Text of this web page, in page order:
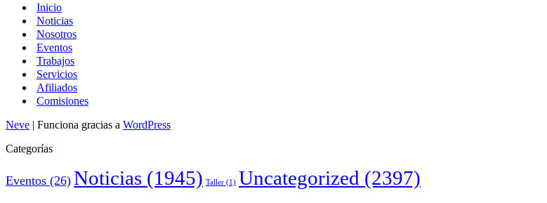
Inicio
Noticias
Nosotros
Eventos
Trabajos
Servicios
Afiliados
Comisiones
Neve | Funciona gracias a WordPress
Categorías
Eventos (26) Noticias (1945) Taller (1) Uncategorized (2397)